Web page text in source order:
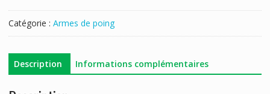
Catégorie : Armes de poing
Description Informations complémentaires